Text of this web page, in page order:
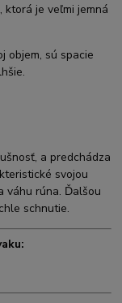
ktorá je veľmi jemná
objem, sú spacie
a predchádza
svojou
váhu rúna. Ďalšou
schnutie.